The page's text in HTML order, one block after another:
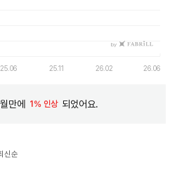
25.06 25.11 26.02 26.06
by
만에 1% 인상 되었어요.
신순